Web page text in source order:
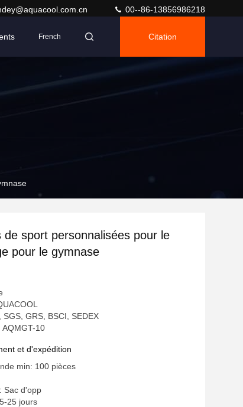
00--86-13856986218
French Citation
de sport personnalisées pour le
pour le gymnase
GRS, BSCI, SEDEX
10
et d'expédition
min: 100 pièces
Sac d'opp
25 jours